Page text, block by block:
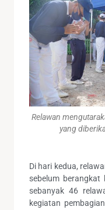
Relawan
yang
Di hari kedua,
sebelum
sebanyak 46
kegiatan